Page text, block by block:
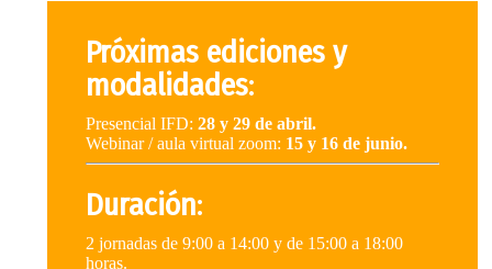
Próximas ediciones y
modalidades:
Presencial IFD:28 y 29 de abril.
Webinar / aula virtual zoom: 15 y 16 de junio.
Duración:
2 jornadas de 9:00 a 14:00 y de 15:00 a 18:00
horas.